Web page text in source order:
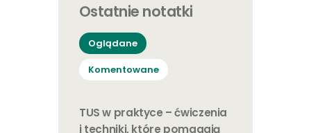
Ostatnie notatki
Oglądane
Komentowane
TUS w praktyce – ćwiczenia
i techniki, które pomagają